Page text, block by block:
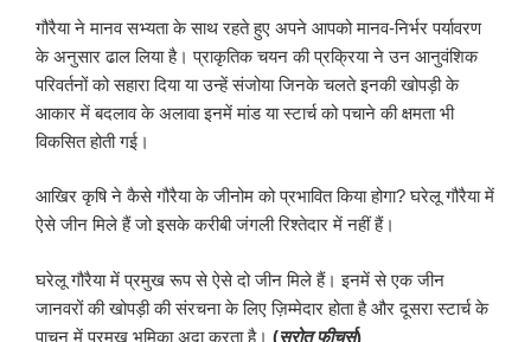
गौरैया ने मानव सभ्यता के साथ रहते हुए अपने आपको मानव-निर्भर पर्यावरण
के अनुसार ढाल लिया है। प्राकृतिक चयन की प्रक्रिया ने उन आनुवंशिक
परिवर्तनों को सहारा दिया या उन्हें संजोया जिनके चलते इनकी खोपड़ी के
आकार में बदलाव के अलावा इनमें मांड या स्टार्च को पचाने की क्षमता भी
विकसित होती गई।
आखिर कृषि ने कैसे गौरैया के जीनोम को प्रभावित किया होगा? घरेलू गौरैया में
ऐसे जीन मिले हैं जो इसके करीबी जंगली रिश्तेदार में नहीं हैं।
घरेलू गौरैया में प्रमुख रूप से ऐसे दो जीन मिले हैं। इनमें से एक जीन
जानवरों की खोपड़ी की संरचना के लिए ज़िम्मेदार होता है और दूसरा स्टार्च के
पाचन में प्रमुख भूमिका अदा करता है। (स्रोत फीचर्स)